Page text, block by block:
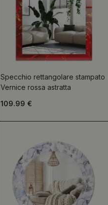
Specchio rettangolare stampato
Vernice rossa astratta
109.99 €